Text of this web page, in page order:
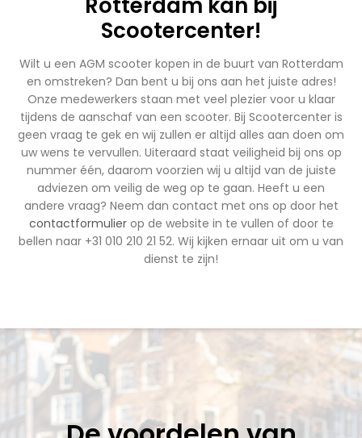
Scootercenter!
Wilt u een AGM scooter kopen in de buurt van Rotterdam
en omstreken? Dan bent u bij ons aan het juiste adres!
Onze medewerkers staan met veel plezier voor u klaar
tijdens de aanschaf van een scooter. Bij Scootercenter is
geen vraag te gek en wij zullen er altijd alles aan doen om
uw wens te vervullen. Uiteraard staat veiligheid bij ons op
nummer één, daarom voorzien wij u altijd van de juiste
adviezen om veilig de weg op te gaan. Heeft u een
andere vraag? Neem dan contact met ons op door het
contactformulierop de website in te vullen of door te
bellen naar +31 010 210 21 52. Wij kijken ernaar uit om u van
dienst te zijn!